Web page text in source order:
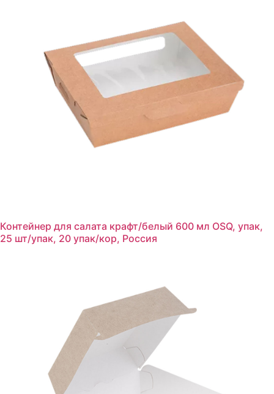
Контейнер для салата крафт/белый 600 мл OSQ, упак,
25 шт/упак, 20 упак/кор, Россия